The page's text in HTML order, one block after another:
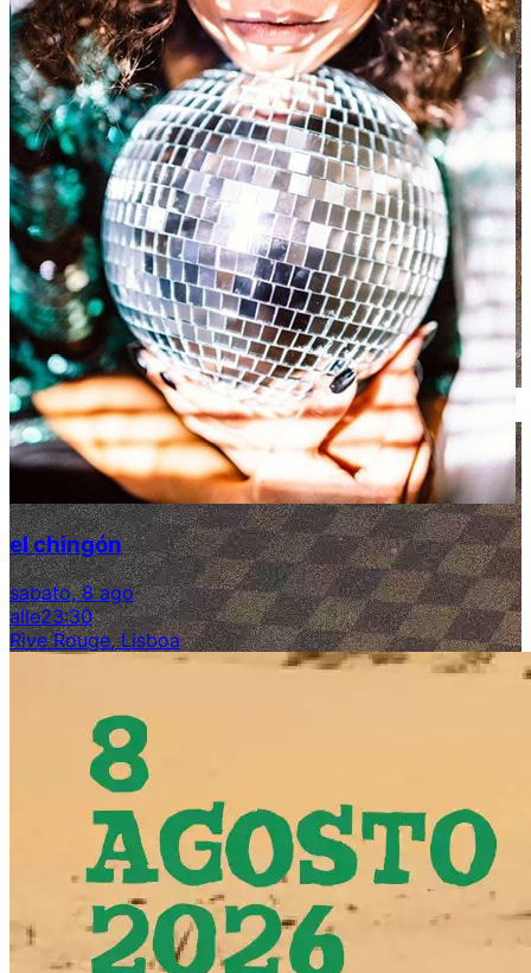
el chingón
sabato, 8 ago
alle23:30
Rive Rouge, Lisboa